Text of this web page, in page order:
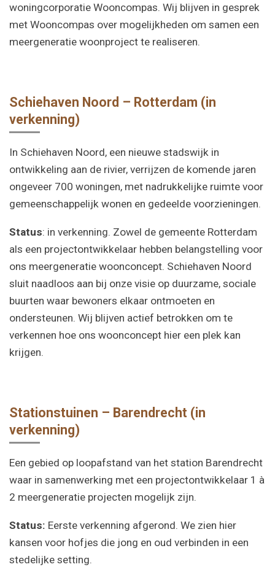
woningcorporatie Wooncompas. Wij blijven in gesprek
met Wooncompas over mogelijkheden om samen een
meergeneratie woonproject te realiseren.
Schiehaven Noord – Rotterdam (in
verkenning)
In Schiehaven Noord, een nieuwe stadswijk in
ontwikkeling aan de rivier, verrijzen de komende jaren
ongeveer 700 woningen, met nadrukkelijke ruimte voor
gemeenschappelijk wonen en gedeelde voorzieningen.
Status: in verkenning. Zowel de gemeente Rotterdam
als een projectontwikkelaar hebben belangstelling voor
ons meergeneratie woonconcept. Schiehaven Noord
sluit naadloos aan bij onze visie op duurzame, sociale
buurten waar bewoners elkaar ontmoeten en
ondersteunen. Wij blijven actief betrokken om te
verkennen hoe ons woonconcept hier een plek kan
krijgen.
Stationstuinen – Barendrecht (in
verkenning)
Een gebied op loopafstand van het station Barendrecht
waar in samenwerking met een projectontwikkelaar 1 à
2 meergeneratie projecten mogelijk zijn.
Status: Eerste verkenning afgerond. We zien hier
kansen voor hofjes die jong en oud verbinden in een
stedelijke setting.